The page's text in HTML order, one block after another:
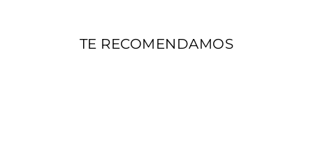
TE RECOMENDAMOS